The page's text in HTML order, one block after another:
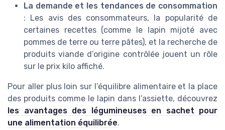
La demande et les tendances de consommation
: Les avis des consommateurs, la popularité de
certaines recettes (comme le lapin mijoté avec
pommes de terre ou terre pâtes), et la recherche de
produits viande d’origine contrôlée jouent un rôle
sur le prix kilo affiché.
Pour aller plus loin sur l’équilibre alimentaire et la place
des produits comme le lapin dans l’assiette, découvrez
les avantages des légumineuses en sachet pour
une alimentation équilibrée.